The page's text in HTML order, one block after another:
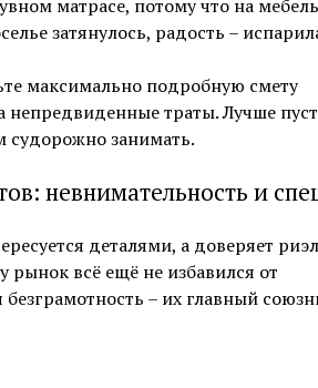
матрасе, потому что на
затянулось, радость –
максимально подробную смету
непредвиденные траты. Лучше
судорожно занимать.
невнимательность и
деталями, а доверяет
рынок всё ещё не избавился от
– их главный